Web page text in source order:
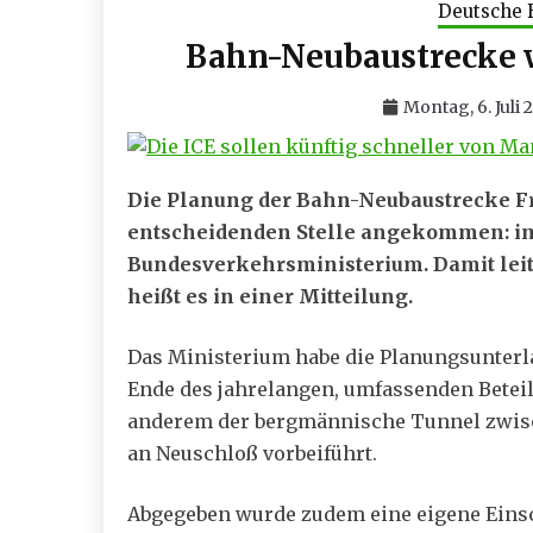
Deutsche
Bahn-
Montag, 6. Juli
Die Planung der Bahn-Neubaustrecke
entscheidenden Stelle angekommen:
Bundesverkehrsministerium. Damit
heißt es in einer Mitteilung.
Das Ministerium habe die
Ende des jahrelangen, umfassenden
anderem der bergmännische Tunnel
an Neuschloß vorbeiführt.
Abgegeben wurde zudem eine eigene